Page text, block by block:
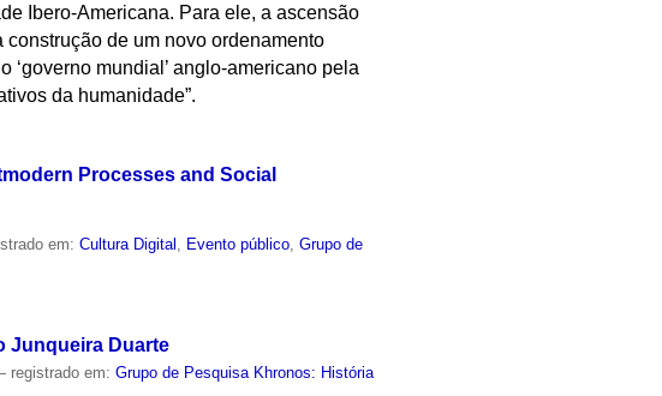
Ibero-Americana. Para ele, a ascensão
de um novo ordenamento
mundial’ anglo-americano pela
da humanidade”.
Processes and Social
em:Cultura Digital Evento público ,Grupo de
Junqueira Duarte
registrado em:Grupo de Pesquisa Khronos: História